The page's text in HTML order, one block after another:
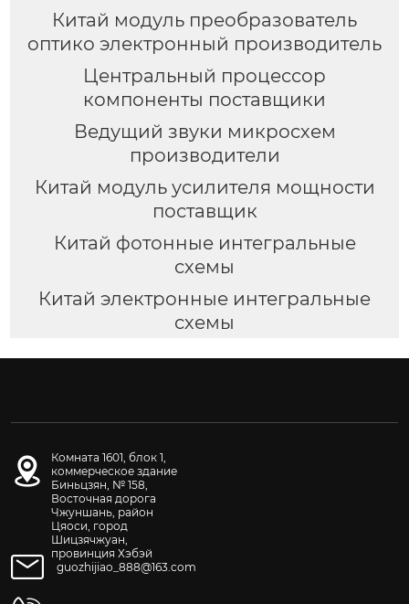
Китай модуль преобразователь
оптико электронный производитель
Центральный процессор
компоненты поставщики
Ведущий звуки микросхем
производители
Китай модуль усилителя мощности
поставщик
Китай фотонные интегральные
схемы
Китай электронные интегральные
схемы
Комната 1601, блок 1,
коммерческое здание
Биньцзян, № 158,
Восточная дорога
Чжуншань, район
Цяоси, город
Шицзячжуан,
провинция Хэбэй
guozhijiao_888@163.com